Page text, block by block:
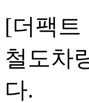
[더팩트
철도차
다.